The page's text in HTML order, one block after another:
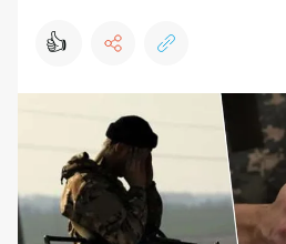
👍